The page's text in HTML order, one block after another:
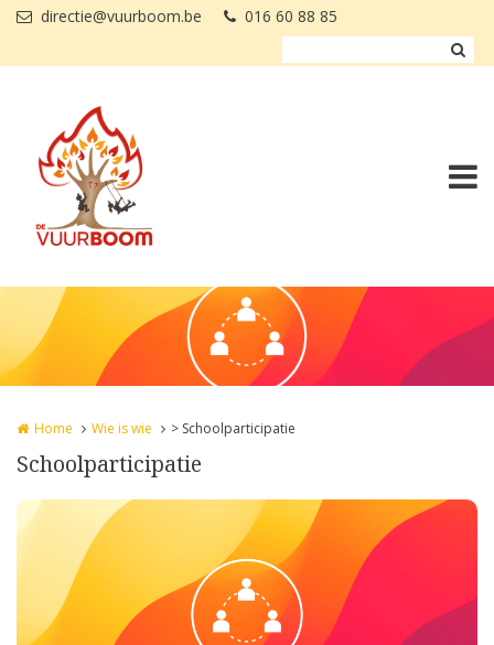
Overslaan en naar de inhoud gaan
directie@vuurboom.be 016 60 88 85
Home Wie is wie > Schoolparticipatie
Schoolparticipatie